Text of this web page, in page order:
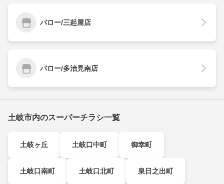
バロー/三起屋店
バロー/多治見南店
土岐市内のスーパーチラシ一覧
土岐ヶ丘 土岐口中町 御幸町
土岐口南町 土岐口北町 泉日之出町